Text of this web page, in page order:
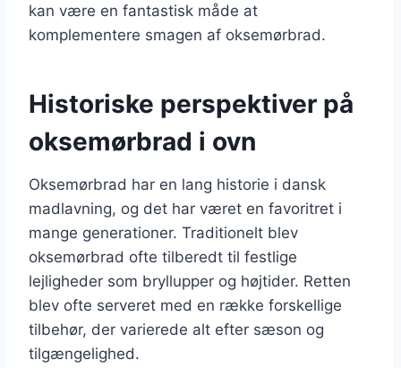
kan være en fantastisk måde at
komplementere smagen af oksemørbrad.
Historiske perspektiver på
oksemørbrad i ovn
Oksemørbrad har en lang historie i dansk
madlavning, og det har været en favoritret i
mange generationer. Traditionelt blev
oksemørbrad ofte tilberedt til festlige
lejligheder som bryllupper og højtider. Retten
blev ofte serveret med en række forskellige
tilbehør, der varierede alt efter sæson og
tilgængelighed.